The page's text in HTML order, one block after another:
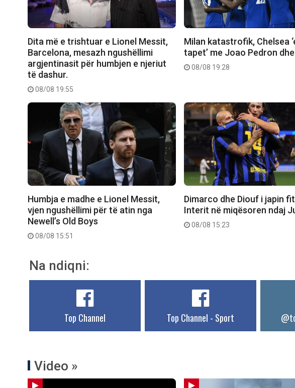
Dita më e trishtuar e Lionel Messit,
Barcelona, mesazh ngushëllimi
argjentinasit për humbjen e njeriut
të dashur.
08/08 19:55
Milan katastrofik, Chelsea
tapet’ me Joao Pedron
08/08 19:28
Humbja e madhe e Lionel Messit,
vjen ngushëllimi për të atin nga
Newell’s Old Boys
08/08 15:51
Dimarco dhe Diouf i japin
Interit në miqësoren ndaj
08/08 15:23
Na ndiqni:
Top Channel Top Channel - Sport
Video »